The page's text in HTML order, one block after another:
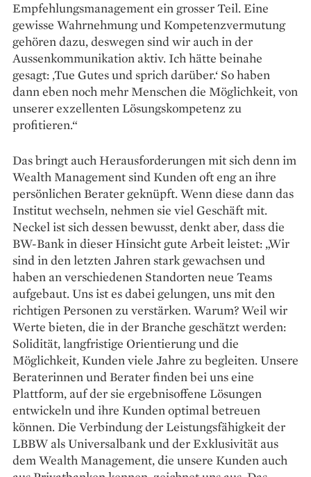
Empfehlungsmanagement ein grosser Teil. Eine
gewisse Wahrnehmung und Kompetenzvermutung
gehören dazu, deswegen sind wir auch in der
Aussenkommunikation aktiv. Ich hätte beinahe
gesagt: ‚Tue Gutes und sprich darüber.‘ So haben
dann eben noch mehr Menschen die Möglichkeit, von
unserer exzellenten Lösungskompetenz zu
profitieren.“
Das bringt auch Herausforderungen mit sich denn im
Wealth Management sind Kunden oft eng an ihre
persönlichen Berater geknüpft. Wenn diese dann das
Institut wechseln, nehmen sie viel Geschäft mit.
Neckel ist sich dessen bewusst, denkt aber, dass die
BW-Bank in dieser Hinsicht gute Arbeit leistet: „Wir
sind in den letzten Jahren stark gewachsen und
haben an verschiedenen Standorten neue Teams
aufgebaut. Uns ist es dabei gelungen, uns mit den
richtigen Personen zu verstärken. Warum? Weil wir
Werte bieten, die in der Branche geschätzt werden:
Solidität, langfristige Orientierung und die
Möglichkeit, Kunden viele Jahre zu begleiten. Unsere
Beraterinnen und Berater finden bei uns eine
Plattform, auf der sie ergebnisoffene Lösungen
entwickeln und ihre Kunden optimal betreuen
können. Die Verbindung der Leistungsfähigkeit der
LBBW als Universalbank und der Exklusivität aus
dem Wealth Management, die unsere Kunden auch